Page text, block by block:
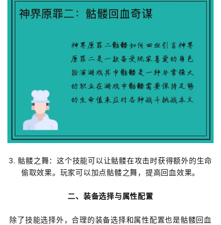
3. 骷髅之舞：这个技能可以让骷髅在攻击时获得额外的生命
偷取效果。玩家可以加点骷髅之舞，提高回血效果。
二、装备选择与属性配置
除了技能选择外，合理的装备选择和属性配置也是骷髅回血